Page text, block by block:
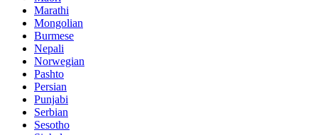
Marathi
Mongolian
Burmese
Nepali
Norwegian
Pashto
Persian
Punjabi
Serbian
Sesotho